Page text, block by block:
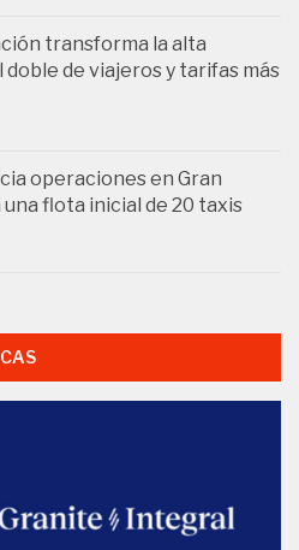
transforma la alta
doble de viajeros y tarifas más
operaciones en Gran
flota inicial de 20 taxis